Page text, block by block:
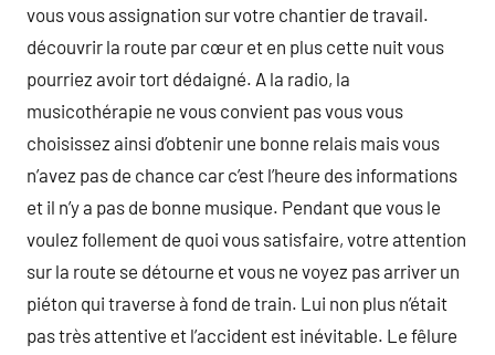
vous vous assignation sur votre chantier de travail.
découvrir la route par cœur et en plus cette nuit vous
pourriez avoir tort dédaigné. A la radio, la
musicothérapie ne vous convient pas vous vous
choisissez ainsi d’obtenir une bonne relais mais vous
n’avez pas de chance car c’est l’heure des informations
et il n’y a pas de bonne musique. Pendant que vous le
voulez follement de quoi vous satisfaire, votre attention
sur la route se détourne et vous ne voyez pas arriver un
piéton qui traverse à fond de train. Lui non plus n’était
pas très attentive et l’accident est inévitable. Le fêlure